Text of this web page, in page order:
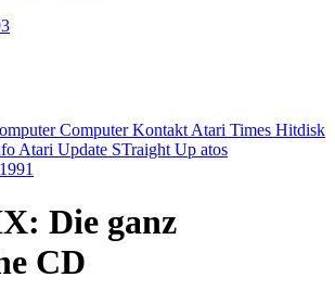
Computer Kontakt Atari Times Hitdisk
Atari Update STraight Up atos
Die ganz
CD